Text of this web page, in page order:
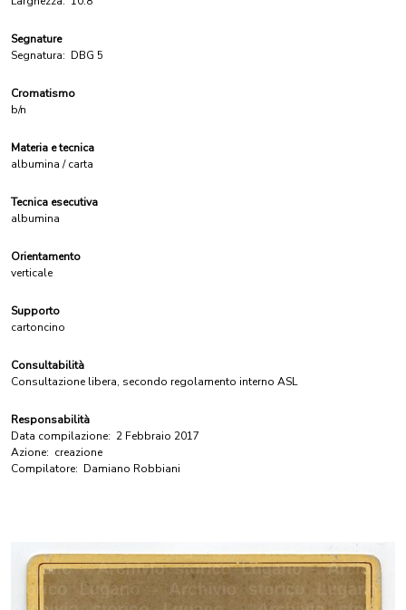
Segnature
Segnatura: DBG 5
Cromatismo
b/n
Materia e tecnica
albumina / carta
Tecnica esecutiva
albumina
Orientamento
verticale
Supporto
cartoncino
Consultabilità
Consultazione libera, secondo regolamento interno ASL
Responsabilità
Data compilazione: 2 Febbraio 2017
Azione: creazione
Compilatore: Damiano Robbiani